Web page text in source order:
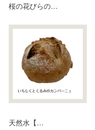
桜の花びらの…
天然水【…